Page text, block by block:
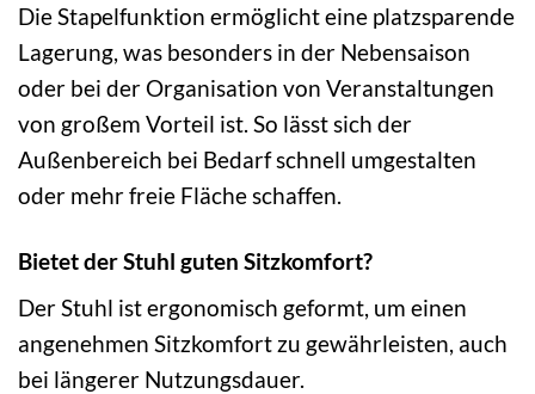
Die Stapelfunktion ermöglicht eine platzsparende
Lagerung, was besonders in der Nebensaison
oder bei der Organisation von Veranstaltungen
von großem Vorteil ist. So lässt sich der
Außenbereich bei Bedarf schnell umgestalten
oder mehr freie Fläche schaffen.
Bietet der Stuhl guten Sitzkomfort?
Der Stuhl ist ergonomisch geformt, um einen
angenehmen Sitzkomfort zu gewährleisten, auch
bei längerer Nutzungsdauer.